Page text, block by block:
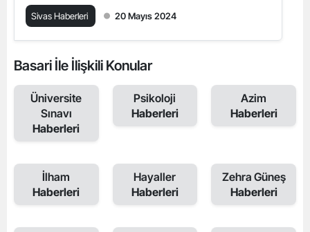
Sivas Haberleri 20 Mayıs 2024
Basari İle İlişkili Konular
Üniversite
Sınavı
Haberleri
Psikoloji
Haberleri
Azim
Haberleri
İlham
Haberleri
Hayaller
Haberleri
Zehra Güneş
Haberleri